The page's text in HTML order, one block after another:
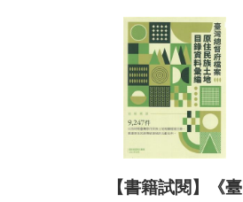
【書籍試閱】《臺